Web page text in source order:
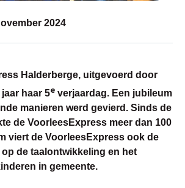
2024
Halderberge, uitgevoerd door
haar 5e verjaardag. Een jubileum
manieren werd gevierd. Sinds de
de VoorleesExpress meer dan 100
viert de VoorleesExpress ook de
de taalontwikkeling en het
in gemeente.